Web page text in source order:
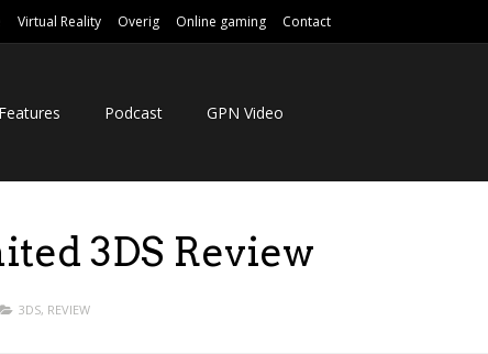
Virtual Reality Overig Online gaming Contact
Features Podcast GPN Video
3DS Review
3DS, REVIEW